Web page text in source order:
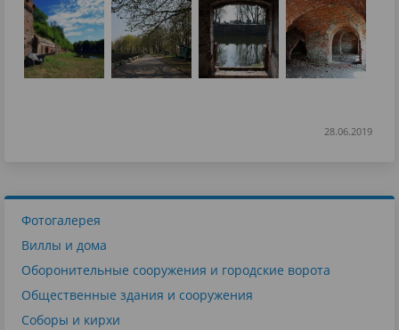
28.06.2019
Фотогалерея
Виллы и дома
Оборонительные сооружения и городские ворота
Общественные здания и сооружения
Соборы и кирхи